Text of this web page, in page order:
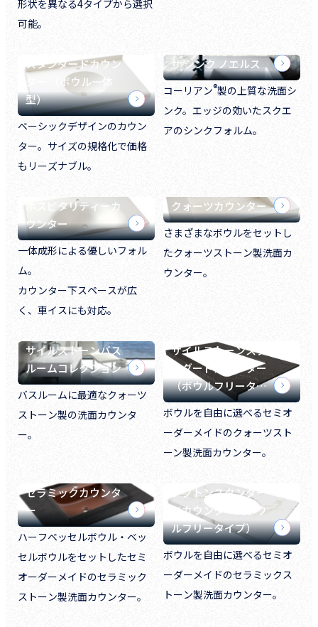
形状を異なる4タイプから選択
可能。
スタンダードカウン
ター （ボウル一体
型）
ベーシックデザインのカウン
ター。サイズの規格化で価格
もリーズナブル。
ザ シンク ノエルス
コーリアン®製の上質な洗面シ
ンク。エッジの効いたスクエ
アのシンクフォルム。
ホスピタリティーカ
ウンター
一体成形による優しいフォル
ム。
カウンター下スペースが広
く、車イスにも対応。
クォーツカウンター
さまざまなボウルをセットし
たクォーツストーン製洗面カ
ウンター。
サイルストーンバス
ルームコレクション
バスルームに最適なクォーツ
ストーン製の洗面カウンタ
ー。
サイルストーンスタ
ンダードカウンター
（ボウルフリータ…
ボウルを自由に選べるセミオ
ーダーメイドのクォーツスト
ーン製洗面カウンター。
セラミックカウンタ
ー
ハーフベッセルボウル・ベッ
セルボウルをセットしたセミ
オーダーメイドのセラミック
ストーン製洗面カウンター。
デクトンスタンダー
ドカウンター（ボウ
ルフリータイプ）
ボウルを自由に選べるセミオ
ーダーメイドのセラミックス
トーン製洗面カウンター。